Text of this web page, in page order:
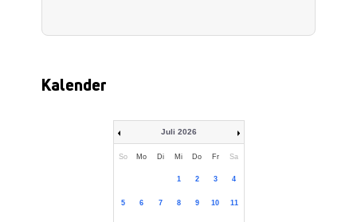
Kalender
Juli 2026
So Mo Di Mi Do Fr Sa
1 2 3 4
5 6 7 8 9 10 11